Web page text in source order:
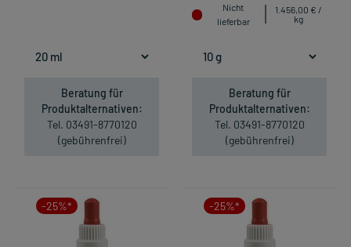
Beratung für
Produktalternativen:
Tel. 03491-8770120
(gebührenfrei)
Nicht
lieferbar
1.456,00 € /
kg
Beratung für
Produktalternativen:
Tel. 03491-8770120
(gebührenfrei)
-25%* -25%*